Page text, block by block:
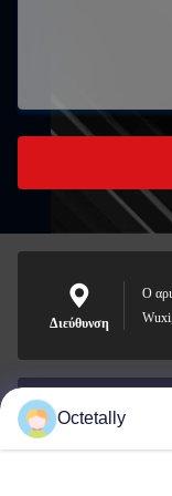
Διεύθυνση
Ο
Ηλεκτρονικό
Octetally